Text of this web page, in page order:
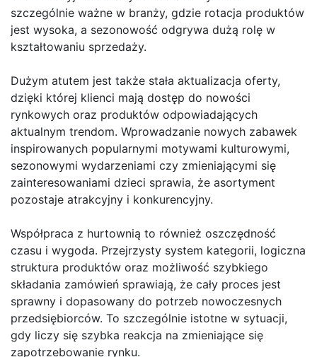
szczególnie ważne w branży, gdzie rotacja produktów
jest wysoka, a sezonowość odgrywa dużą rolę w
kształtowaniu sprzedaży.
Dużym atutem jest także stała aktualizacja oferty,
dzięki której klienci mają dostęp do nowości
rynkowych oraz produktów odpowiadających
aktualnym trendom. Wprowadzanie nowych zabawek
inspirowanych popularnymi motywami kulturowymi,
sezonowymi wydarzeniami czy zmieniającymi się
zainteresowaniami dzieci sprawia, że asortyment
pozostaje atrakcyjny i konkurencyjny.
Współpraca z hurtownią to również oszczędność
czasu i wygoda. Przejrzysty system kategorii, logiczna
struktura produktów oraz możliwość szybkiego
składania zamówień sprawiają, że cały proces jest
sprawny i dopasowany do potrzeb nowoczesnych
przedsiębiorców. To szczególnie istotne w sytuacji,
gdy liczy się szybka reakcja na zmieniające się
zapotrzebowanie rynku.